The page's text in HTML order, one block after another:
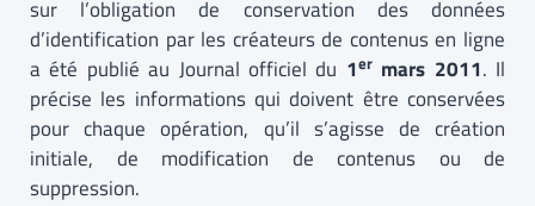
sur l’obligation de conservation des données
d’identification par les créateurs de contenus en ligne
a été publié au Journal officiel du 1ermars 2011. Il
précise les informations qui doivent être conservées
pour chaque opération, qu’il s’agisse de création
initiale, de modification de contenus ou de
suppression.